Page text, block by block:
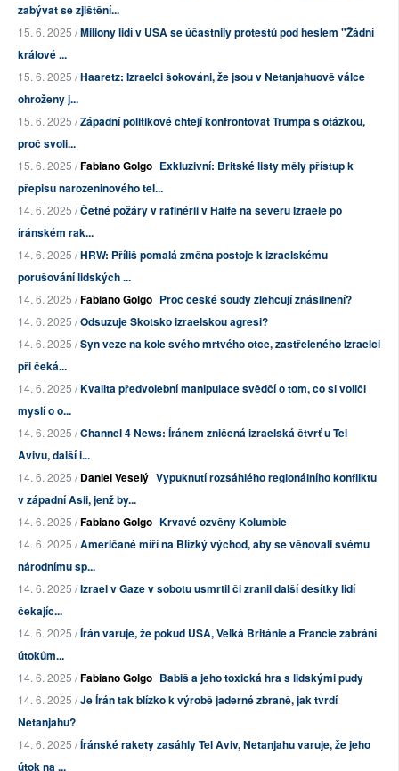
zabývat se zjištění...
15. 6. 2025 /Miliony lidí v USA se účastnily protestů pod heslem "Žádní
králové ...
15. 6. 2025 /Haaretz: Izraelci šokováni, že jsou v Netanjahuově válce
ohroženy j...
15. 6. 2025 /Západní politikové chtějí konfrontovat Trumpa s otázkou,
proč svoli...
15. 6. 2025 /Fabiano Golgo Exkluzivní: Britské listy měly přístup k
přepisu narozeninového tel...
14. 6. 2025 /Četné požáry v rafinérii v Haifě na severu Izraele po
íránském rak...
14. 6. 2025 /HRW: Příliš pomalá změna postoje k izraelskému
porušování lidských ...
14. 6. 2025 /Fabiano Golgo Proč české soudy zlehčují znásilnění?
14. 6. 2025 /Odsuzuje Skotsko izraelskou agresi?
14. 6. 2025 /Syn veze na kole svého mrtvého otce, zastřeleného Izraelci
při čeká...
14. 6. 2025 /Kvalita předvolební manipulace svědčí o tom, co si voliči
myslí o o...
14. 6. 2025 /Channel 4 News: Íránem zničená izraelská čtvrť u Tel
Avivu, další i...
14. 6. 2025 /Daniel Veselý Vypuknutí rozsáhlého regionálního konfliktu
v západní Asii, jenž by...
14. 6. 2025 /Fabiano Golgo Krvavé ozvěny Kolumbie
14. 6. 2025 /Američané míří na Blízký východ, aby se věnovali svému
národnímu sp...
14. 6. 2025 /Izrael v Gaze v sobotu usmrtil či zranil další desítky lidí
čekajíc...
14. 6. 2025 /Írán varuje, že pokud USA, Velká Británie a Francie zabrání
útokům...
14. 6. 2025 /Fabiano Golgo Babiš a jeho toxická hra s lidskými pudy
14. 6. 2025 /Je Írán tak blízko k výrobě jaderné zbraně, jak tvrdí
Netanjahu?
14. 6. 2025 /Íránské rakety zasáhly Tel Aviv, Netanjahu varuje, že jeho
útok na ...